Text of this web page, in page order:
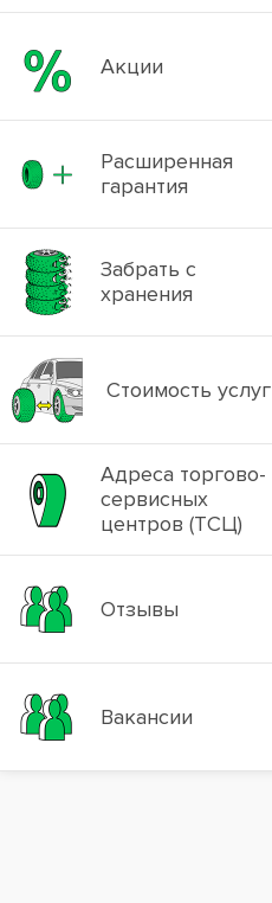
Акции
Расширенная
гарантия
Забрать с
хранения
Стоимость услуг
Адреса торгово-
сервисных
центров (ТСЦ)
Отзывы
Вакансии